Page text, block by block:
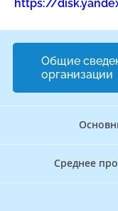
https://
Общие
организации
Среднее